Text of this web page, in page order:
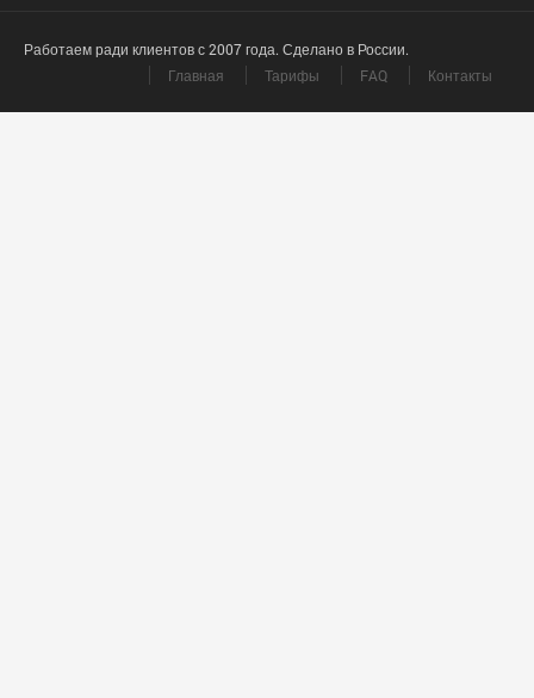
Работаем ради клиентов с 2007 года. Сделано в России.
Главная
Тарифы FAQ Контакты